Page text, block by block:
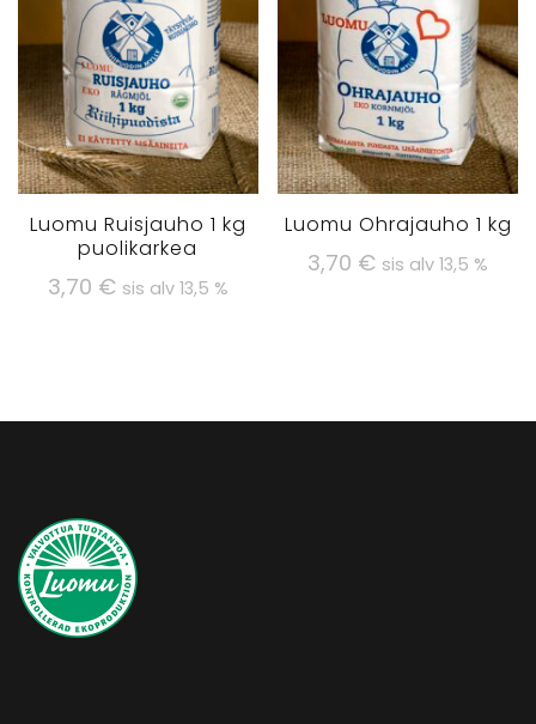
Luomu Ruisjauho 1 kg
puolikarkea
3,70 € sis alv 13,5 %
Luomu Ohrajauho 1 kg
3,70 € sis alv 13,5 %